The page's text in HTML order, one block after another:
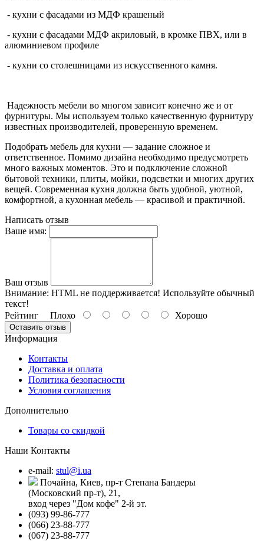
- кухни с фасадами из МДФ крашеный
- кухни с фасадами МДФ акриловый, в кромке ПВХ, или в
алюминиевом профиле
- кухни со столешницами из искусственного камня.
Надежность мебели во многом зависит конечно же и от
фурнитуры. Мы используем только качественную фурнитуру
известных производителей, проверенную временем.
Подобрать мебель для кухни — задание сложное и
ответственное. Помимо дизайна необходимо предусмотреть
много важных моментов. Это и подключение сложной
бытовой техники, плиты, мойки, подсветки и многих других
вещей. Современная кухня должна быть удобной, уютной,
комфортной, а кухонная мебель — красивой и практичной.
Написать отзыв
Ваше имя:
Ваш отзыв
Внимание: HTML не поддерживается! Используйте обычный
текст!
Рейтинг Плохо Хорошо
Оставить отзыв
Информация
Контакты
Доставка и оплата
Политика безопасности
Условия соглашения
Дополнительно
Товары со скидкой
Наши Контакты
e-mail: stul@i.ua
Почайна, Киев, пр-т Степана Бандеры
(Московский пр-т), 21,
вход через "Дом кофе" 2-й эт.
(093) 99-86-777
(066) 23-88-777
(067) 23-88-777